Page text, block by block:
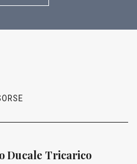
Ducale Tricarico